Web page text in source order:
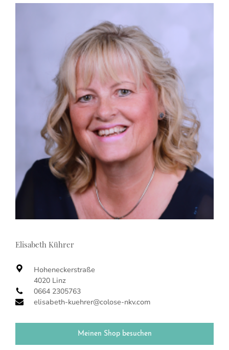
Elisabeth Kührer
Hoheneckerstraße
4020 Linz
0664 2305763
elisabeth-kuehrer@colose-nkv.com
Meinen Shop besuchen